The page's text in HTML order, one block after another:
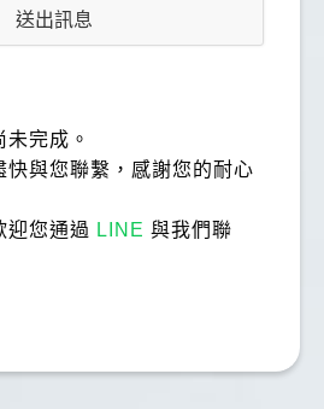
送出訊息
完成。
快與您聯繫，感謝您的耐心
迎您通過 LINE 與我們聯